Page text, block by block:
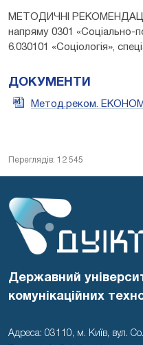
МЕТОДИЧНІ РЕКОМЕНДАЦІЇ
напряму 0301 «Соціально-
6.030101 «Соціологія»,
ДОКУМЕНТИ
Метод.реком.
Переглядів: 12 545
Державний
комунікаційних
Адреса: 03110, м. Київ, вул.